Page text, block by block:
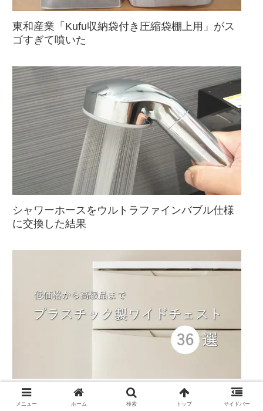
東和産業「Kufu収納袋付き圧縮袋棚上用」がス
ゴすぎて噴いた
シャワーホースをウルトラファインバブル仕様
に交換した結果
低価格から高級品まで！プラスチック製のワイ
ドチェスト36選
メニュー ホーム 検索 トップ サイドバー